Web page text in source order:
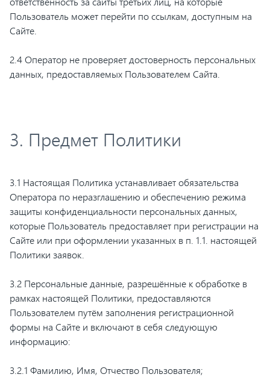
Пользователь может перейти по ссылкам, доступным на
Сайте.
2.4 Оператор не проверяет достоверность персональных
данных, предоставляемых Пользователем Сайта.
3. Предмет Политики
3.1 Настоящая Политика устанавливает обязательства
Оператора по неразглашению и обеспечению режима
защиты конфиденциальности персональных данных,
которые Пользователь предоставляет при регистрации на
Сайте или при оформлении указанных в п. 1.1. настоящей
Политики заявок.
3.2 Персональные данные, разрешённые к обработке в
рамках настоящей Политики, предоставляются
Пользователем путём заполнения регистрационной
формы на Сайте и включают в себя следующую
информацию:
3.2.1 Фамилию, Имя, Отчество Пользователя;